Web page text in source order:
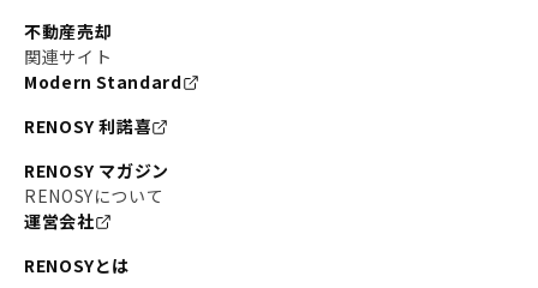
不動産売却
関連サイト
Modern Standard
RENOSY 利諾喜
RENOSY マガジン
RENOSYについて
運営会社
RENOSYとは